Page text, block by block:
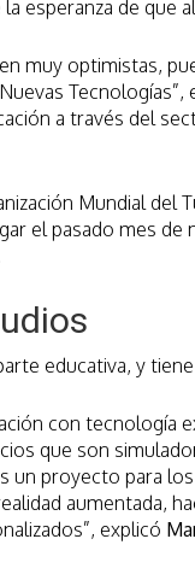
esperanza de que
muy optimistas,
a través del
Mundial del
el pasado mes de
educativa, y
con tecnología
que son
un proyecto para
aumentada,
explicó